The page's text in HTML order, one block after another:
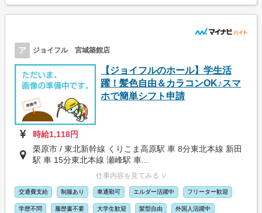
ア ジョイフル 宮城築館店
【ジョイフルのホール】学生活
躍！髪色自由＆カラコンOK♪スマ
ホで簡単シフト申請
時給1,118円
栗原市 / 東北新幹線 くりこま高原駅 車 8分東北本線 新田
駅 車 15分東北本線 瀬峰駅 車...
仕事内容を見てみる ∨
交通費支給 制服あり 車通勤可 エルダー活躍中 フリーター歓迎
学歴不問 履歴書不要 大学生歓迎 髪型自由 外国人活躍中